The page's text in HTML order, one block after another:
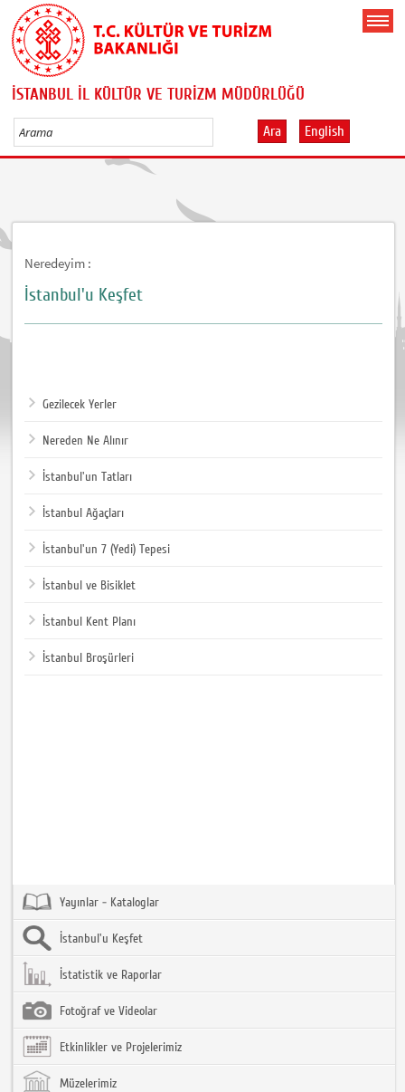
İSTANBUL İL KÜLTÜR VE TURİZM MÜDÜRLÜĞÜ
Ara English
Neredeyim :
İstanbul'u Keşfet
Gezilecek Yerler
Nereden Ne Alınır
İstanbul'un Tatları
İstanbul Ağaçları
İstanbul'un 7 (Yedi) Tepesi
İstanbul ve Bisiklet
İstanbul Kent Planı
İstanbul Broşürleri
Yayınlar - Kataloglar
İstanbul'u Keşfet
İstatistik ve Raporlar
Fotoğraf ve Videolar
Etkinlikler ve Projelerimiz
Müzelerimiz